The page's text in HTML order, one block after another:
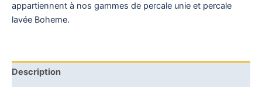
appartiennent à nos gammes de percale unie et percale
lavée Boheme.
Description